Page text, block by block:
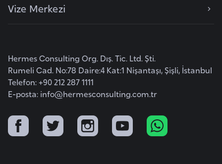
Vize Merkezi
Hermes Consulting Org. Dış. Tic. Ltd. Şti.
Rumeli Cad. No:78 Daire:4 Kat:1 Nişantaşı, Şişli, İstanbul
Telefon: +90 212 287 1111
E-posta: info@hermesconsulting.com.tr
a
a
b
o
n
G
a